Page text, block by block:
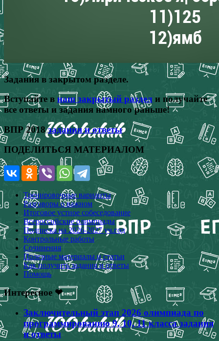
Задания в закрытом разделе.
Вступайте в наш закрытый раздел и получайте
все ответы и задания намного раньше!
ВПР 2018задания и ответы
ПОДЕЛИТЬСЯ МАТЕРИАЛОМ
Тренировочные варианты
Разговоры о важном
Итоговое устное собеседование
Всероссийские олимпиады
Подписка на 2026-2027 уч.год
Контрольные работы
Сочинения
Полезные материалы и статьи
Как получить задания и ответы
Помощь
Интересное ❤
Заключительный этап 2026 олимпиада по
программированию 9, 10, 11 класса задания
и ответы